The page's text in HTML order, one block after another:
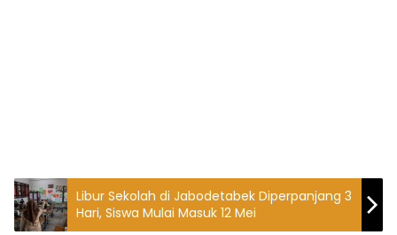
Libur Sekolah di Jabodetabek Diperpanjang 3
Hari, Siswa Mulai Masuk 12 Mei